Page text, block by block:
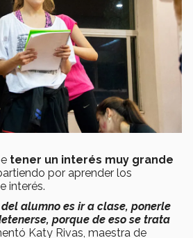
tener un interés muy grande
por aprender los
interés.
alumno es ir a clase, ponerle
porque de eso se trata
Katy Rivas, maestra de